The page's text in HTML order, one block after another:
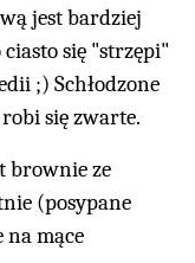
jest bardziej
się "strzępi"
;) Schłodzone
się zwarte.
brownie ze
(posypane
mące